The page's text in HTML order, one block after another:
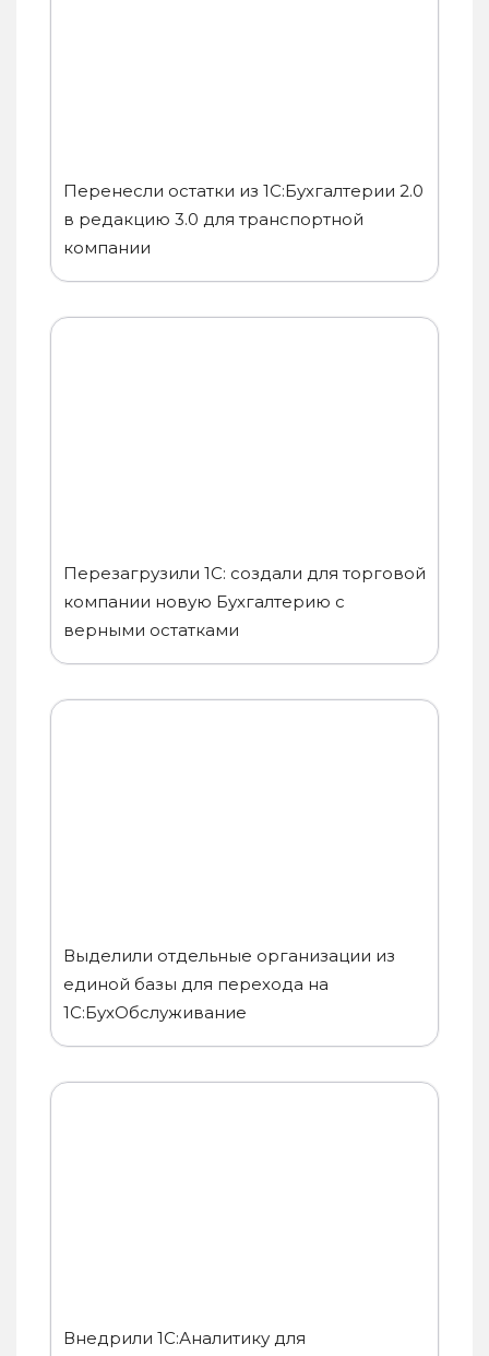
Перенесли остатки из 1С:Бухгалтерии 2.0
в редакцию 3.0 для транспортной
компании
Перезагрузили 1С: создали для торговой
компании новую Бухгалтерию с
верными остатками
Выделили отдельные организации из
единой базы для перехода на
1С:БухОбслуживание
Внедрили 1С:Аналитику для